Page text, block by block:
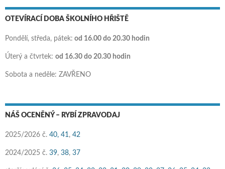
OTEVÍRACÍ DOBA ŠKOLNÍHO HŘIŠTĚ
Pondělí, středa, pátek: od 16.00 do 20.30 hodin
Úterý a čtvrtek: od 16.30 do 20.30 hodin
Sobota a neděle: ZAVŘENO
NÁŠ OCENĚNÝ – RYBÍ ZPRAVODAJ
2025/2026 č. 40, 41 , 42
2024/2025 č. 39, 38, 37